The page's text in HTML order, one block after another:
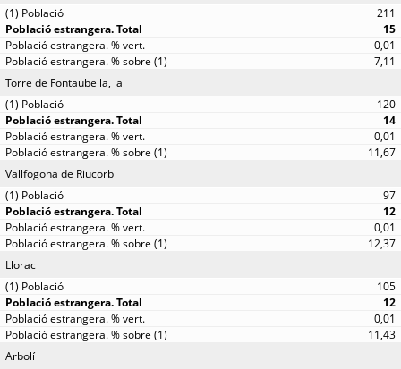
211
15
0,01
7,11
Torre de Fontaubella, la
120
14
0,01
11,67
Vallfogona de Riucorb
97
12
0,01
12,37
Llorac
105
12
0,01
11,43
Arbolí